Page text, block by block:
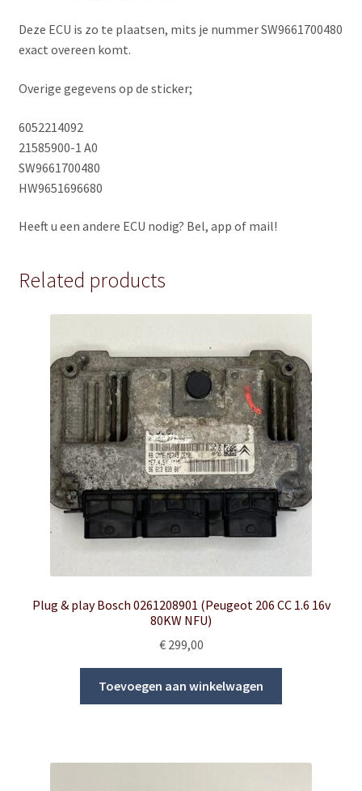
Deze ECU is zo te plaatsen, mits je nummer SW9661700480
exact overeen komt.
Overige gegevens op de sticker;
6052214092
21585900-1 A0
SW9661700480
HW9651696680
Heeft u een andere ECU nodig? Bel, app of mail!
Related products
Plug & play Bosch 0261208901 (Peugeot 206 CC 1.6 16v
80KW NFU)
€299,00
Toevoegen aan winkelwagen